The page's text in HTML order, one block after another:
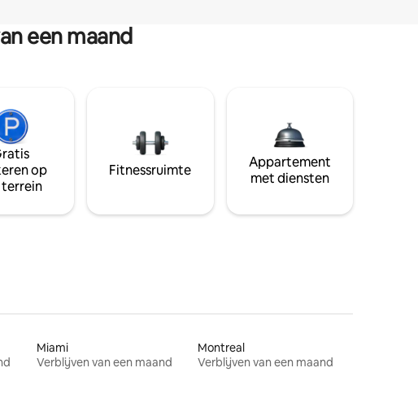
een maand
op
Fitnessruimte
Appartement
met diensten
Miami
Verblijven van een maand
Montreal
Verblijven van een maand